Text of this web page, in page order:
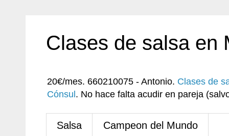
Clases de salsa en
20€/mes. 660210075 - Antonio. Clases de
Cónsul . No hace falta acudir en pareja
Salsa Campeon del Mundo